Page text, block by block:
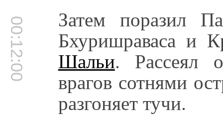
00:12:00 Затем поразил
Бхуришраваса и
Шальи. Рассеял
врагов сотнями
разгоняет тучи.